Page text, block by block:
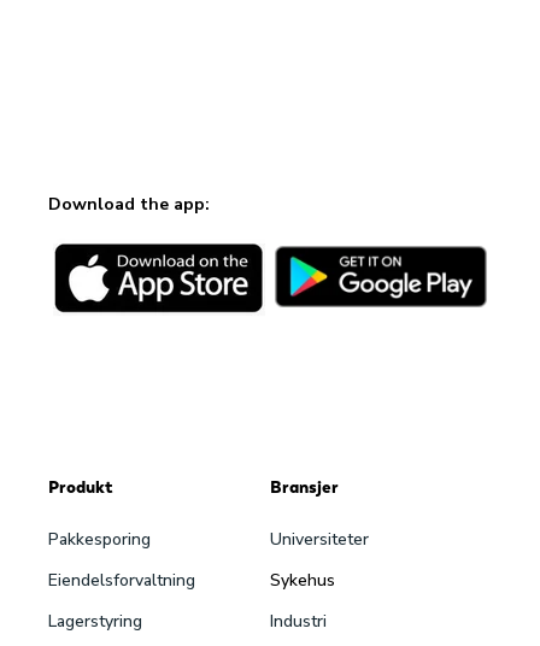
Download the app:
Produkt
Pakke­sporing
Eiendels­forvaltning
Lagerstyring
Bransjer
Universiteter
Sykehus
Industri